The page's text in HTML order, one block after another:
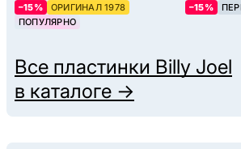
–15%
ОРИГИНАЛ 1978
ПОПУЛЯРНО
–15%
Все пластинки Billy Joel
в каталоге →